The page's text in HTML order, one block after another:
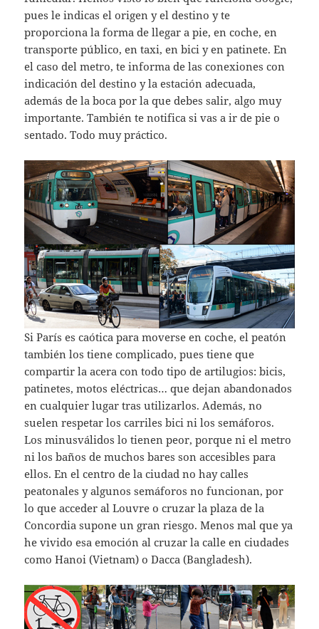
pues le indicas el origen y el destino y te
proporciona la forma de llegar a pie, en coche, en
transporte público, en taxi, en bici y en patinete. En
el caso del metro, te informa de las conexiones con
indicación del destino y la estación adecuada,
además de la boca por la que debes salir, algo muy
importante. También te notifica si vas a ir de pie o
sentado. Todo muy práctico.
Si París es caótica para moverse en coche, el peatón
también los tiene complicado, pues tiene que
compartir la acera con todo tipo de artilugios: bicis,
patinetes, motos eléctricas… que dejan abandonados
en cualquier lugar tras utilizarlos. Además, no
suelen respetar los carriles bici ni los semáforos.
Los minusválidos lo tienen peor, porque ni el metro
ni los baños de muchos bares son accesibles para
ellos. En el centro de la ciudad no hay calles
peatonales y algunos semáforos no funcionan, por
lo que acceder al Louvre o cruzar la plaza de la
Concordia supone un gran riesgo. Menos mal que ya
he vivido esa emoción al cruzar la calle en ciudades
como Hanoi (Vietnam) o Dacca (Bangladesh).